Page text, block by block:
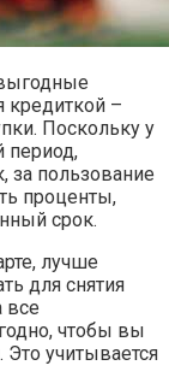
кредиткой –
Поскольку у
период,
за пользование
проценты,
срок.
лучше
для снятия
все
чтобы вы
учитывается